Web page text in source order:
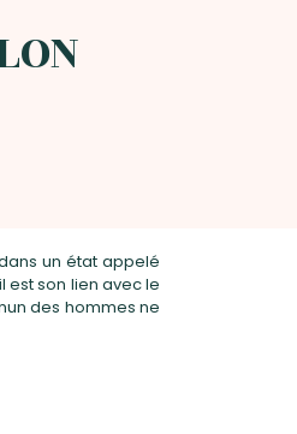
un état appelé
est son lien avec le
des hommes ne